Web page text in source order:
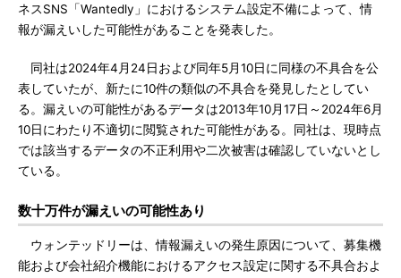
ネスSNS「Wantedly」におけるシステム設定不備によって、情
報が漏えいした可能性があることを発表した。
同社は2024年4月24日および同年5月10日に同様の不具合を公
表していたが、新たに10件の類似の不具合を発見したとしてい
る。漏えいの可能性があるデータは2013年10月17日～2024年6月
10日にわたり不適切に閲覧された可能性がある。同社は、現時点
では該当するデータの不正利用や二次被害は確認していないとし
ている。
数十万件が漏えいの可能性あり
ウォンテッドリーは、情報漏えいの発生原因について、募集機
能および会社紹介機能におけるアクセス設定に関する不具合およ